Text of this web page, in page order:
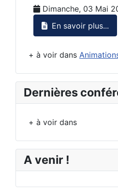
Dimanche, 03 Mai
En savoir plus...
+ à voir dans
Dernières
+ à voir dans
A venir !